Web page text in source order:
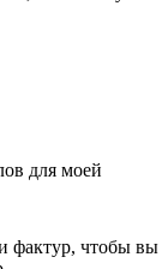
для моей
фактур, чтобы вы